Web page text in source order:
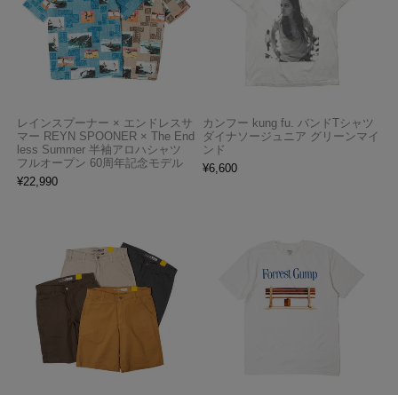
レインスプーナー × エンドレスサ
マー REYN SPOONER × The End
less Summer 半袖アロハシャツ
フルオープン 60周年記念モデル
¥22,990
カンフー kung fu. バンドTシャツ
ダイナソージュニア グリーンマイ
ンド
¥6,600